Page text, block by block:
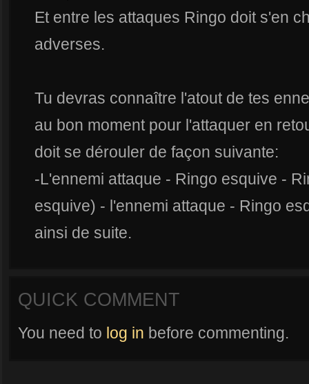
Et entre les attaques Ringo doit s'en
adverses.
Tu devras connaître l'atout de tes
au bon moment pour l'attaquer en
doit se dérouler de façon suivante:
-L'ennemi attaque - Ringo esquive -
esquive) - l'ennemi attaque - Ringo
ainsi de suite.
QUICK COMMENT
You need to log in before commenting.